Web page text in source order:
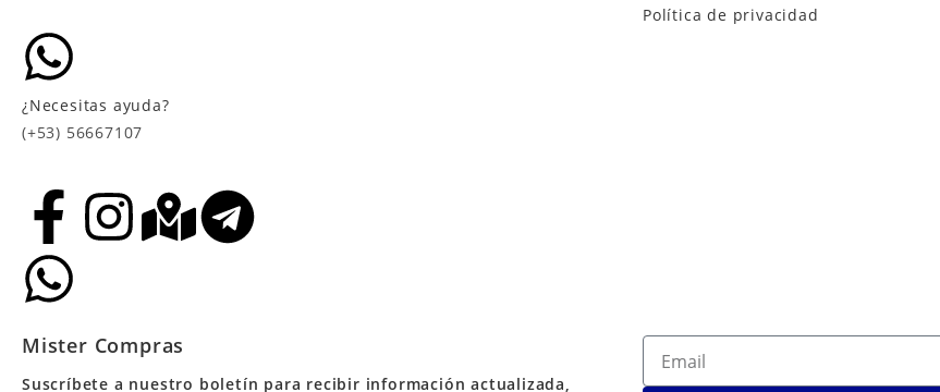
¿Necesitas ayuda?
(+53) 56667107
Política de privacidad
Mister Compras
Suscríbete a nuestro boletín para recibir información actualizada,